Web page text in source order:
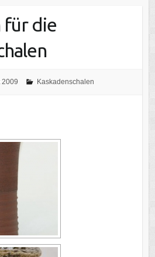
für die
2009 Kaskadenschalen